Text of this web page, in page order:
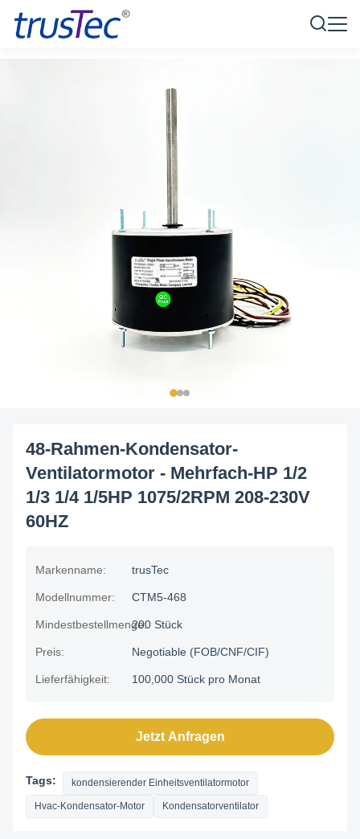
48-Rahmen-Kondensator-
Ventilatormotor - Mehrfach-HP 1/2
1/3 1/4 1/5HP 1075/2RPM 208-230V
60HZ
Markenname: trusTec
Modellnummer: CTM5-468
Mindestbestellmenge:200 Stück
Preis: Negotiable (FOB/CNF/CIF)
Lieferfähigkeit: 100,000 Stück pro Monat
Jetzt Anfragen
Tags: kondensierender Einheitsventilatormotor
Hvac-Kondensator-Motor Kondensatorventilator